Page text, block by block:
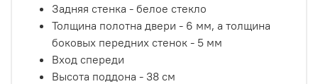
Задняя стенка - белое стекло
Толщина полотна двери - 6 мм, а толщина
боковых передних стенок - 5 мм
Вход спереди
Высота поддона - 38 см